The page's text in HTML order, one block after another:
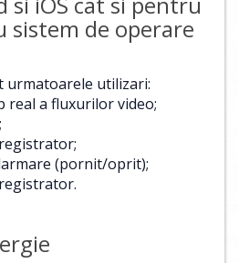
sistem de operare
urmatoarele utilizari:
real a fluxurilor video;
(pornit/oprit);